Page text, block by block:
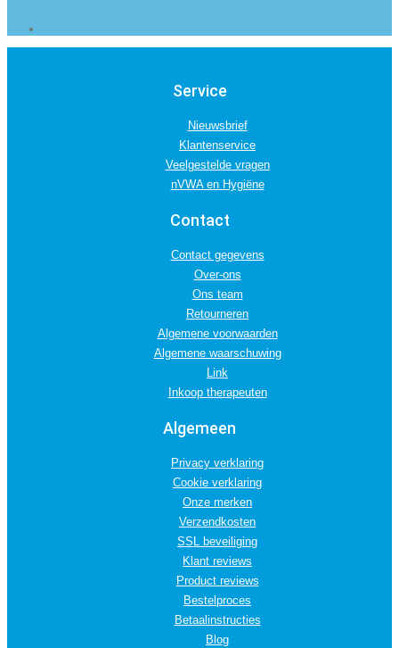
Service
Nieuwsbrief
Klantenservice
Veelgestelde vragen
nVWA en Hygiëne
Contact
Contact gegevens
Over-ons
Ons team
Retourneren
Algemene voorwaarden
Algemene waarschuwing
Link
Inkoop therapeuten
Algemeen
Privacy verklaring
Cookie verklaring
Onze merken
Verzendkosten
SSL beveiliging
Klant reviews
Product reviews
Bestelproces
Betaalinstructies
Blog